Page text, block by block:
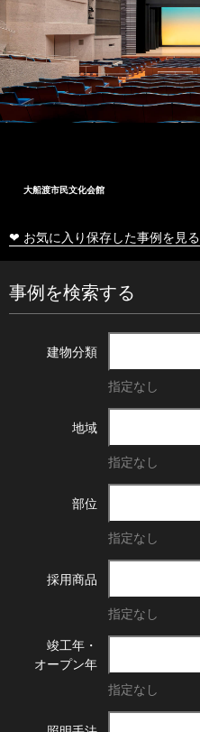
大船渡市民文化会館
❤ お気に入り保存した事例を見る
事例を検索する
建物分類
指定なし
地域
指定なし
部位
指定なし
採用商品
指定なし
竣工年・
オープン年
指定なし